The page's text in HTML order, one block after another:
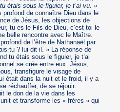
étais sous le figuier, je t’ai vu. »
de connaître Dieu dans le
de Jésus, les objections de
tu es le Fils de Dieu, c’est toi le
belle rencontre avec le Maître.
de l’être de Nathanaël par
tu ? lui dit-il. » La réponse de
tu étais sous le figuier, je t’ai
se crée entre eux. Jésus,
transfigure le visage de
était dans la nuit et le froid, il y a
réchauffer, de se réjouir.
le don de la vie dans les
et transforme les « frères » qui